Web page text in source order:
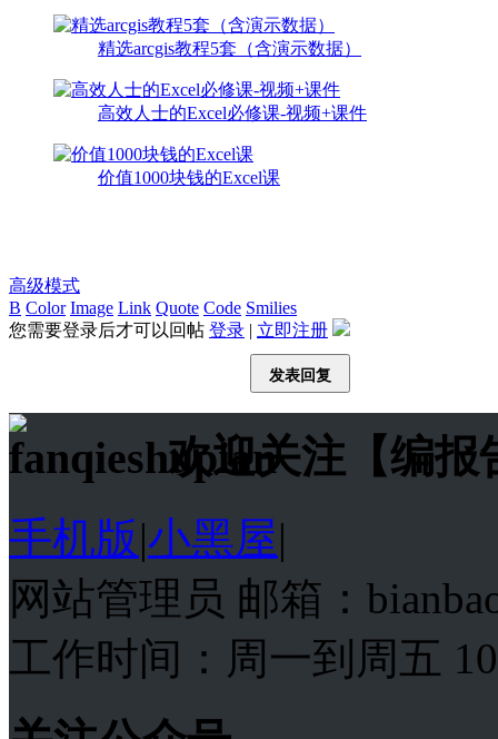
精选arcgis教程5套（含演示数据）
高效人士的Excel必修课-视频+课件
价值1000块钱的Excel课
高级模式
B Color Image Link Quote Code Smilies
您需要登录后才可以回帖 登录 | 立即注册
发表回复
欢迎关注【编报
手机版|小黑屋|
网站管理员 邮箱：
工作时间：周一到周五